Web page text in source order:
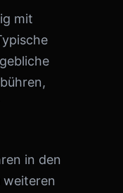
mit
in den
weiteren